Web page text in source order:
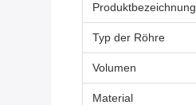
Produktbezeichnung
Typ der Röhre
Volumen
Material